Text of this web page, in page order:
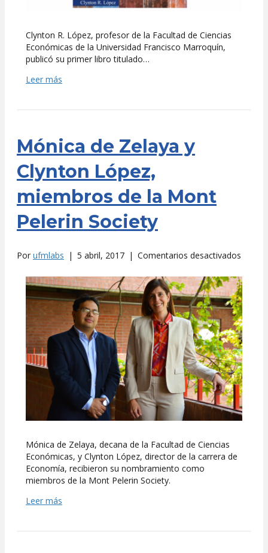
Clynton R. López, profesor de la Facultad de Ciencias
Económicas de la Universidad Francisco Marroquín,
publicó su primer libro titulado…
Leer más
Mónica de Zelaya y
Clynton López,
miembros de la Mont
Pelerin Society
Por ufmlabs | 5 abril, 2017 | Comentarios desactivados
de
Zelaya
y
López,
de
la
Mont
Pelerin
Society
Mónica de Zelaya, decana de la Facultad de Ciencias
Económicas, y Clynton López, director de la carrera de
Economía, recibieron su nombramiento como
miembros de la Mont Pelerin Society.
Leer más